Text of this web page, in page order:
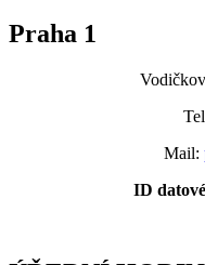
Praha 1
Mail:
ID